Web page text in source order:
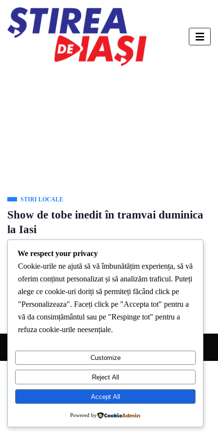
STIRI LOCALE
Show de tobe inedit în tramvai duminica
la Iasi
Stirea De Iasi June 1, 2024
Duminică, 2 iunie, de la ora 15:00 până la 18:00 pe traseul
Târgu Cucu – Copou iesenii sunt invitati sa
We respect your privacy
Cookie-urile ne ajută să vă îmbunătățim experiența, să vă
oferim conținut personalizat și să analizăm traficul. Puteți
alege ce cookie-uri doriți să permiteți făcând click pe
"Personalizeaza". Faceți click pe "Accepta tot" pentru a
vă da consimțământul sau pe "Respinge tot" pentru a
refuza cookie-urile neesențiale.
Customize
Reject All
Accept All
Powered by